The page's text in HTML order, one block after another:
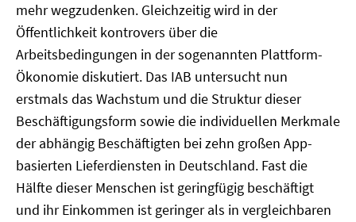
mehr wegzudenken. Gleichzeitig wird in der
Öffentlichkeit kontrovers über die
Arbeitsbedingungen in der sogenannten Plattform-
Ökonomie diskutiert. Das IAB untersucht nun
erstmals das Wachstum und die Struktur dieser
Beschäftigungsform sowie die individuellen Merkmale
der abhängig Beschäftigten bei zehn großen App-
basierten Lieferdiensten in Deutschland. Fast die
Hälfte dieser Menschen ist geringfügig beschäftigt
und ihr Einkommen ist geringer als in vergleichbaren